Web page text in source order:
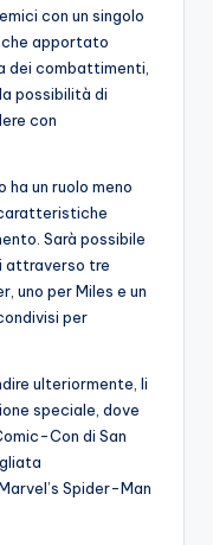
con un singolo
apportato
dei combattimenti,
possibilità di
con
ha un ruolo meno
Sarà possibile
attraverso tre
uno per Miles e un
per
ulteriormente, li
speciale, dove
Con di San
Spider-Man